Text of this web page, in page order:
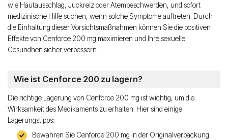
wie Hautausschlag, Juckreiz oder Atembeschwerden, und sofort
medizinische Hilfe suchen, wenn solche Symptome auftreten. Durch
die Einhaltung dieser Vorsichtsmaßnahmen können Sie die positiven
Effekte von Cenforce 200 mg maximieren und Ihre sexuelle
Gesundheit sicher verbessern.
Wie ist Cenforce 200 zu lagern?
Die richtige Lagerung von Cenforce 200 mg ist wichtig, um die
Wirksamkeit des Medikaments zu erhalten. Hier sind einige
Lagerungstipps:
Bewahren Sie Cenforce 200 mg in der Originalverpackung